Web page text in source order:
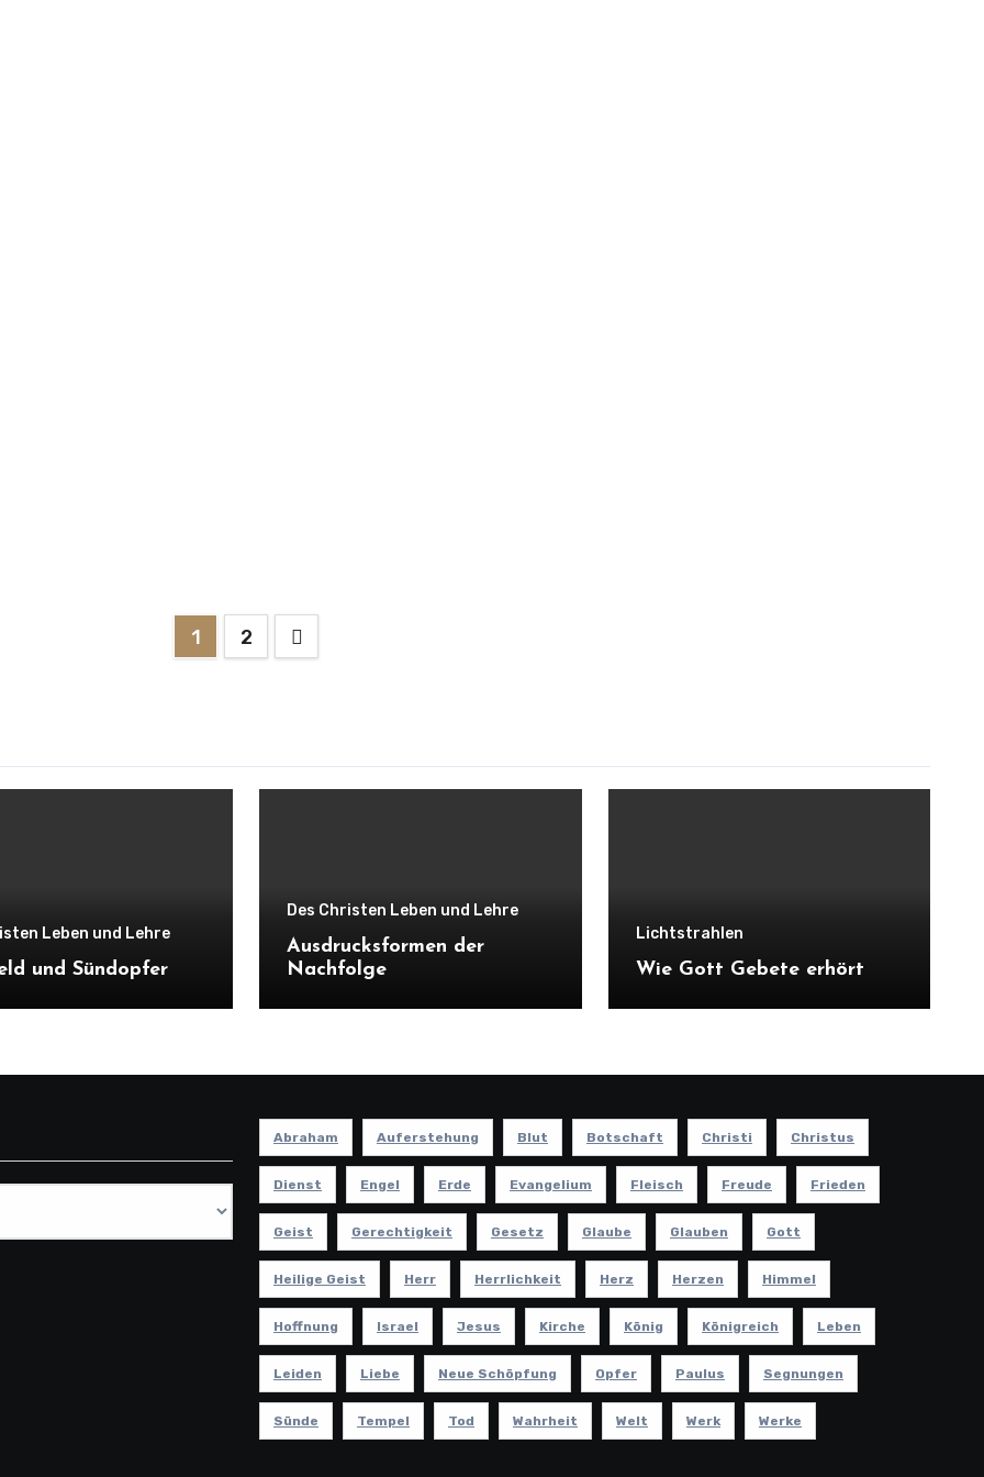
Seitennummerierung
1 2
Leben und Lehre
und Sündopfer
Des Christen Leben und Lehre
Ausdrucksformen der
Nachfolge
Lichtstrahlen
Wie Gott Gebete erhört
Abraham Auferstehung Blut Botschaft Christi Christus
Dienst Engel Erde Evangelium Fleisch Freude Frieden
Geist Gerechtigkeit Gesetz Glaube Glauben Gott
Heilige Geist Herr Herrlichkeit Herz Herzen Himmel
Hoffnung Israel Jesus Kirche König Königreich Leben
Leiden Liebe Neue Schöpfung Opfer Paulus Segnungen
Sünde Tempel Tod Wahrheit Welt Werk Werke